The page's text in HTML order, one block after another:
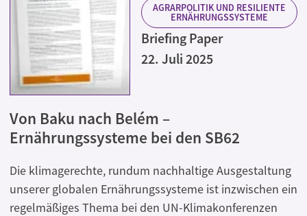
AGRARPOLITIK UND RESILIENTE
ERNÄHRUNGSSYSTEME
Briefing Paper
22. Juli 2025
Von Baku nach Belém –
Ernährungssysteme bei den SB62
Die klimagerechte, rundum nachhaltige Ausgestaltung
unserer globalen Ernährungssysteme ist inzwischen ein
regelmäßiges Thema bei den UN-Klimakonferenzen